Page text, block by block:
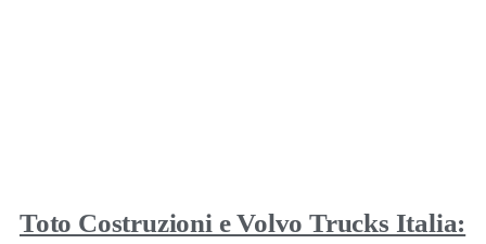
Toto Costruzioni e Volvo Trucks Italia: